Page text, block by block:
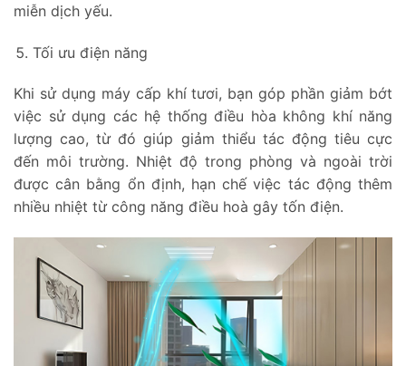
miễn dịch yếu.
Tối ưu điện năng
Khi sử dụng máy cấp khí tươi, bạn góp phần giảm bớt
việc sử dụng các hệ thống điều hòa không khí năng
lượng cao, từ đó giúp giảm thiểu tác động tiêu cực
đến môi trường. Nhiệt độ trong phòng và ngoài trời
được cân bằng ổn định, hạn chế việc tác động thêm
nhiều nhiệt từ công năng điều hoà gây tốn điện.